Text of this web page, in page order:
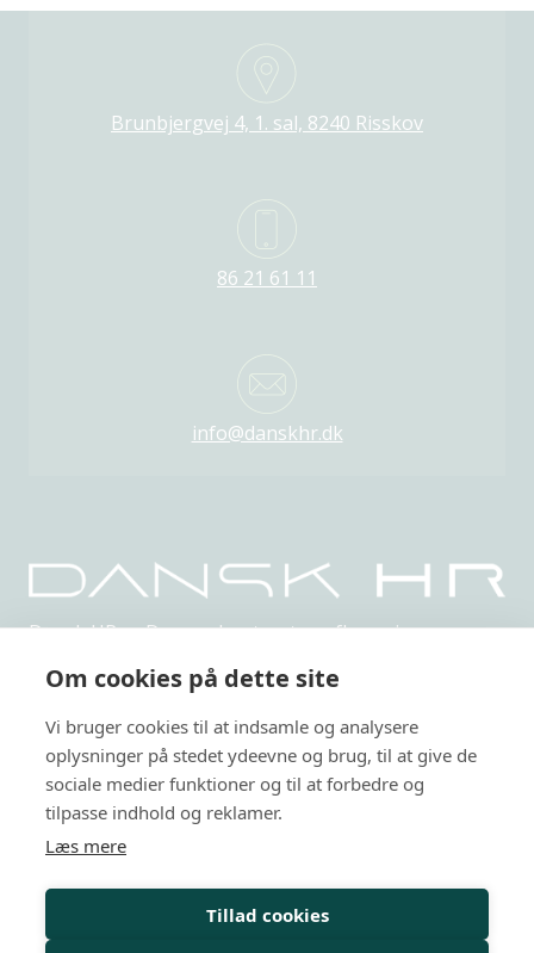
Brunbjergvej 4, 1. sal, 8240 Risskov
86 21 61 11
info@danskhr.dk
Dansk HR er Danmarks største uafhængige,
Arrangementer
HR-kurser
Personalejura
Rådgivning
Viden
Om cookies på dette site
Vi bruger cookies til at indsamle og analysere
oplysninger på stedet ydeevne og brug, til at give de
sociale medier funktioner og til at forbedre og
tilpasse indhold og reklamer.
Læs mere
Tillad cookies